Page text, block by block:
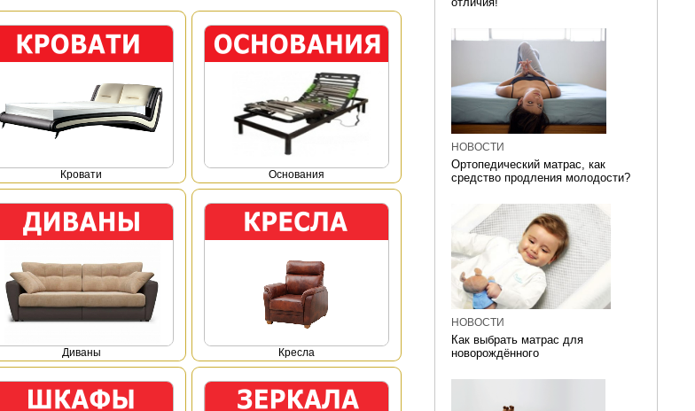
НОВОСТИ
Ортопедический матрас, как
средство продления молодости?
НОВОСТИ
Как выбрать матрас для
новорождённого
Кровати Основания
Диваны Кресла